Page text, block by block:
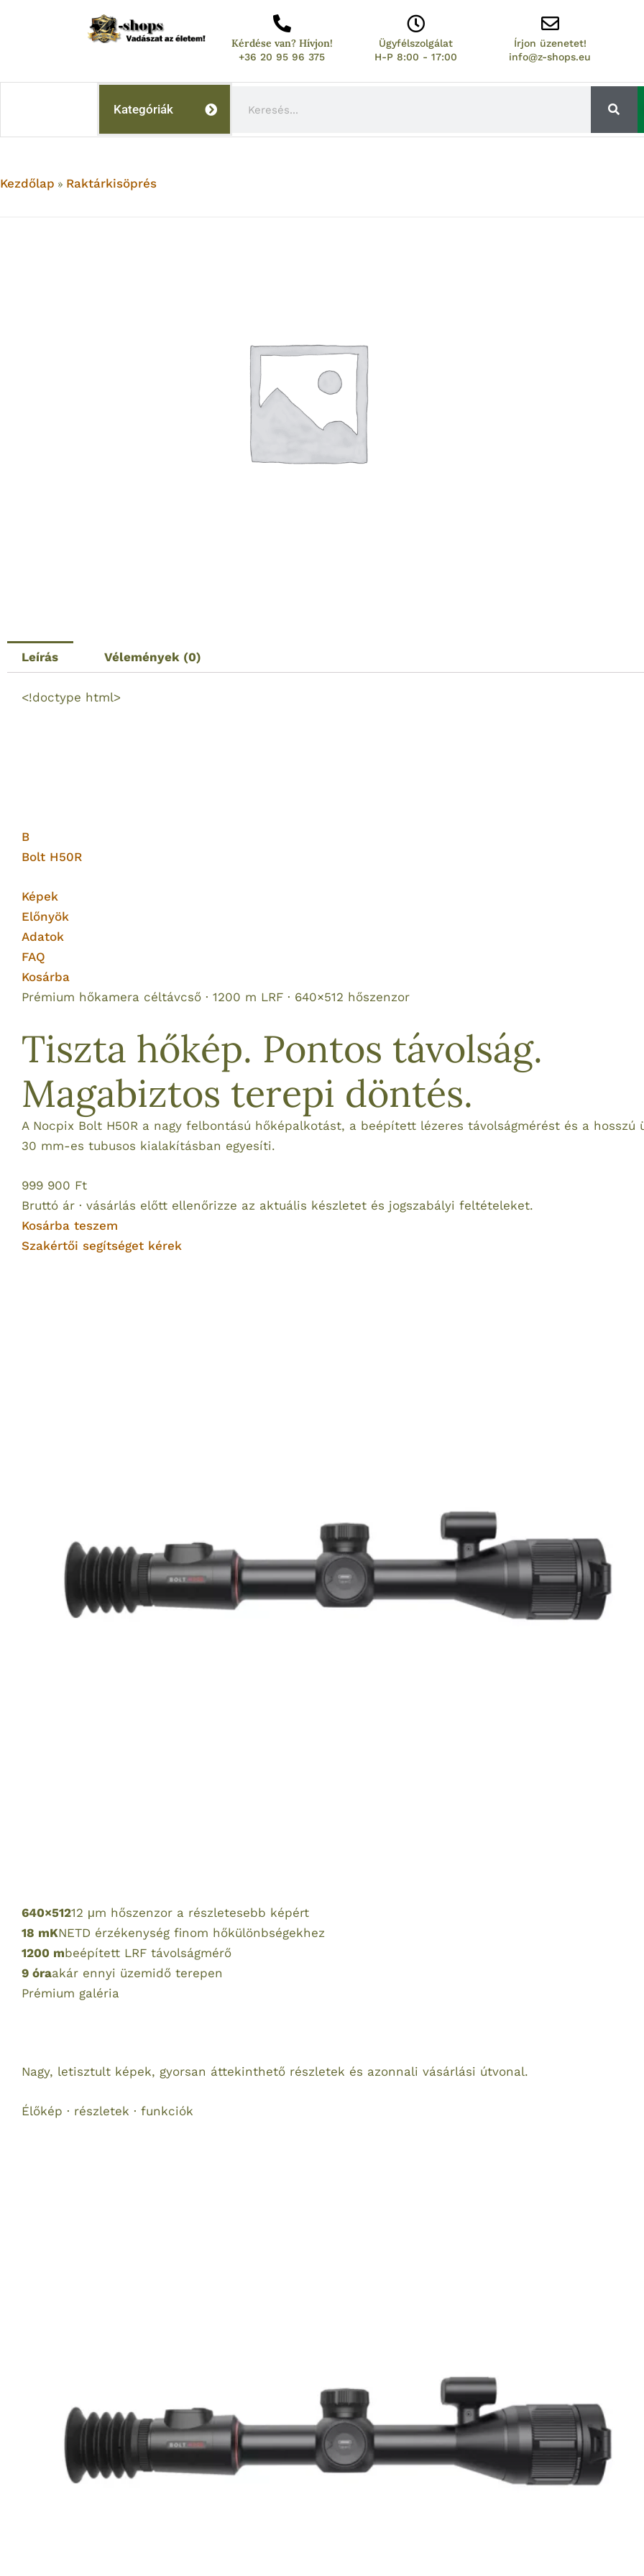
Kérdése van? Hívjon!
+36 20 95 96 375
Ügyfélszolgálat
H-P 8:00 - 17:00
Írjon üzenetet!
info@z-shops.eu
Kategóriák
Kezdőlap » Raktárkisöprés
Leírás Vélemények (0)
<!doctype html>
B
Bolt H50R
Képek
Előnyök
Adatok
FAQ
Kosárba
Prémium hőkamera céltávcső · 1200 m LRF · 640×512 hőszenzor
Tiszta hőkép. Pontos távolság.
Magabiztos terepi döntés.
A Nocpix Bolt H50R a nagy felbontású hőképalkotást, a beépített lézeres távolságmérést és a
30 mm-es tubusos kialakításban egyesíti.
999 900 Ft
Bruttó ár · vásárlás előtt ellenőrizze az aktuális készletet és jogszabályi feltételeket.
Kosárba teszem
Szakértői segítséget kérek
640×51212 μm hőszenzor a részletesebb képért
18 mKNETD érzékenység finom hőkülönbségekhez
1200 mbeépített LRF távolságmérő
9 óraakár ennyi üzemidő terepen
Prémium galéria
Nagy, letisztult képek, gyorsan áttekinthető részletek és azonnali vásárlási útvonal.
Élőkép · részletek · funkciók